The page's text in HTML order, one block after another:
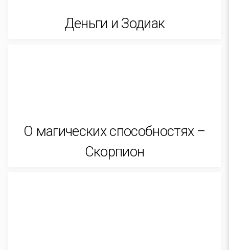
Деньги и Зодиак
О магических способностях –
Скорпион